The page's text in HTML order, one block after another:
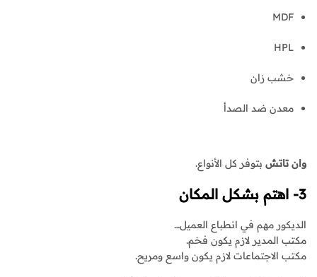
MDF
HPL
خشب زان
معدن ضد الصدأ
وان تاتش بتوفر كل الأنواع.
3- اهتم بشكل المكان
الديكور مهم في انطباع العميل…
مكتب المدير لازم يكون فخم.
مكتب الاجتماعات لازم يكون واسع ومريح.